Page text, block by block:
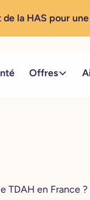
Offres
TDAH en France ?
la HAS pour